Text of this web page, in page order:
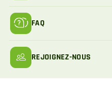
FAQ
REJOIGNEZ-NOUS